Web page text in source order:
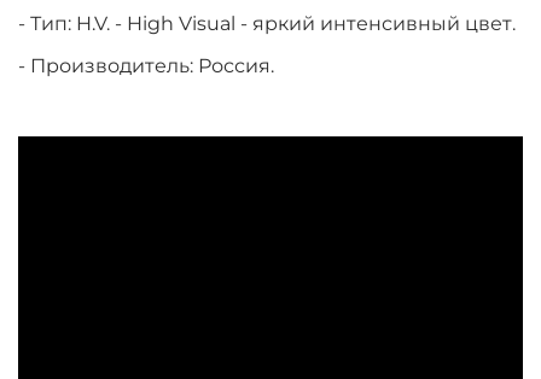
- Тип: H.V. - High Visual - яркий интенсивный цвет.
- Производитель: Россия.